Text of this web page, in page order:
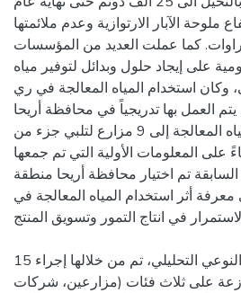
ملوحة الآبار الارتوازية وعدم ملائمتها
كما عملت العديد من المؤسسات
على إيجاد حلول وبدائل لتوفير مياه
وكان استخدام المياه المعالجة في ري
العمل بها تدريجياً في محافظة أريحا
فهي تعمل على توفير المياه المعالجة إلى 9 مزارع لتلبي جزء من
على المعلومات الأولية التي تم جمعها
تم اختيار محافظة أريحا منطقة
أثر استخدام المياه المعالجة في
في انتاج التمور وتسويق المنتج.
اتبعت الدراسة المنهج النوعي التحليلي، تم من خلالها إجراء 15
على ثلاث فئات (مزارعين، شركات